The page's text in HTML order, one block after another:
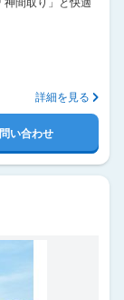
神間取り」と快適
詳細を見る
い合わせ